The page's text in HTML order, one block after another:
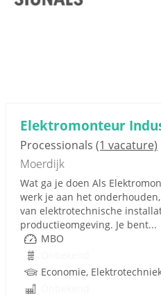
Elektromonteur
Processionals (1 vacature)
Moerdijk
Wat ga je doen Als
werk je aan het
van elektrotechnische
productieomgeving. Je bent...
MBO